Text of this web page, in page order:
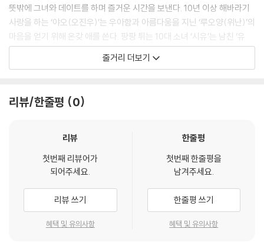
뜻밖에 그녀와 데이트를 하며 즐거운 시간을 보낸다. 10년 이상 해바라기
사랑을 하는 ‘야오(오진우)’는 우아함과 아름다움을 지닌 ‘루오양(위난)’의
마음을 얻기 위해 온갖 애를 쓴다. 팡팡 튀는 10대 소녀 ‘시유’는 남친 ‘유
쉬’에게 영화관에서 데이트를 하지 않으면 헤어지자고 하지만 그의 남친은
그럼에도 절대 극장에 가지 않으려 한다.
줄거리 더보기
리뷰/한줄평 0
리뷰
첫번째 리뷰어가
되어주세요.
리뷰 쓰기
혜택 및 유의사항
한줄평
첫번째 한줄평을
남겨주세요.
한줄평 쓰기
혜택 및 유의사항